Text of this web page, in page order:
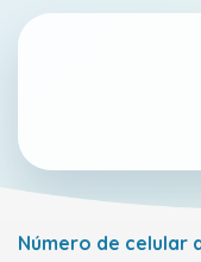
Número de celular